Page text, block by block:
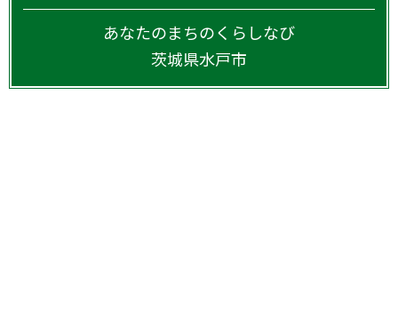
あなたのまちのくらしなび
茨城県水戸市